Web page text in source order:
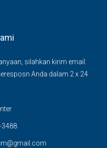
silahkan kirim email.
Anda dalam 2 x 24
3488